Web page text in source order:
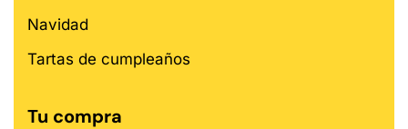
Navidad
Tartas de cumpleaños
Tu compra